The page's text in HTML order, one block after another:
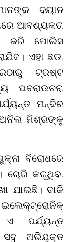
ବୟାନ
ଆବଶ୍ୟକତା
କରି ପୋଲିସ
ଏହା ଛଡା
ଟ୍ରଷ୍ଟ
ପଚରାଉଚରା
ମନ୍ଦିର
ଅନିଲ ମିଶ୍ରଙ୍କୁ
ବିରୋଧରେ
ଚୋରି କରୁଥିବା
ଯାଇଛି। ବାକି
ପର୍ଯ୍ୟନ୍ତ
ସବୁ ଅଭିଯୁକ୍ତ